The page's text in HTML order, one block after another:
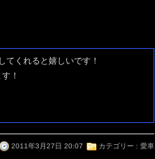
てくれると嬉しいです！
！
2011年3月27日 20:07 カテゴリー : 愛車